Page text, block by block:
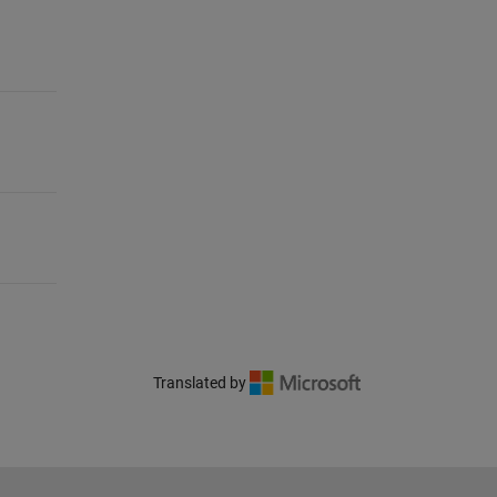
Translated by